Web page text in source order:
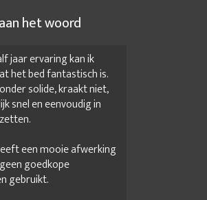
het woord
jaar ervaring kan ik
het bed fantastisch is.
solide, kraakt niet,
snel en eenvoudig in
een mooie afwerking
goedkope
gebruikt.